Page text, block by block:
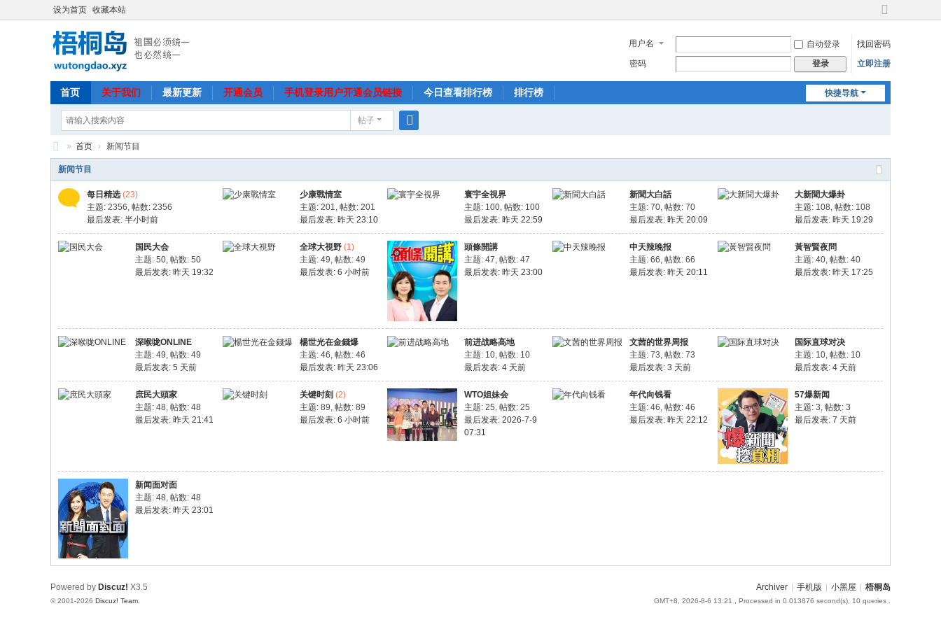
设为首页 收藏本站
切
到
宽
用户名 自动登录
找回密码
密码
登录 立即注册
快捷导航
首页 关于我们 最新更新 开通会员 手机登录用户开通会员链接 今日查看排行榜 排行榜
帖子
索
梧
岛
» 首页 › 新闻节目
新闻节目
每日精选 (23)
主题: 2356, 帖数: 2356
最后发表: 半小时前
少康戰情室
主题: 201, 帖数: 201
最后发表: 昨天 23:10
寰宇全視界
主题: 100, 帖数: 100
最后发表: 昨天 22:59
新聞大白話
主题: 70, 帖数: 70
最后发表: 昨天 20:09
大新聞大爆卦
主题: 108, 帖数: 108
最后发表: 昨天 19:29
国民大会
主题: 50, 帖数: 50
最后发表: 昨天 19:32
全球大視野 (1)
主题: 49, 帖数: 49
最后发表: 6 小时前
頭條開講
主题: 47, 帖数: 47
最后发表: 昨天 23:00
中天辣晚报
主题: 66, 帖数: 66
最后发表: 昨天 20:11
黃智賢夜問
主题: 40, 帖数: 40
最后发表: 昨天 17:25
深喉咙ONLINE
主题: 49, 帖数: 49
最后发表: 5 天前
楊世光在金錢爆
主题: 46, 帖数: 46
最后发表: 昨天 23:06
前进战略高地
主题: 10, 帖数: 10
最后发表: 4 天前
文茜的世界周报
主题: 73, 帖数: 73
最后发表: 3 天前
国际直球对决
主题: 10, 帖数: 10
最后发表: 4 天前
庶民大頭家
主题: 48, 帖数: 48
最后发表: 昨天 21:41
关键时刻 (2)
主题: 89, 帖数: 89
最后发表: 6 小时前
WTO姐妹会
主题: 25, 帖数: 25
最后发表: 2026-7-9
07:31
年代向钱看
主题: 46, 帖数: 46
最后发表: 昨天 22:12
57爆新闻
主题: 3, 帖数: 3
最后发表: 7 天前
新闻面对面
主题: 48, 帖数: 48
最后发表: 昨天 23:01
Archiver 手机版 小黑屋 梧桐岛
GMT+8, 2026-8-6 13:21 , Processed in 0.013876 second(s), 10 queries .
Powered by Discuz! X3.5
© 2001-2026 Discuz! Team